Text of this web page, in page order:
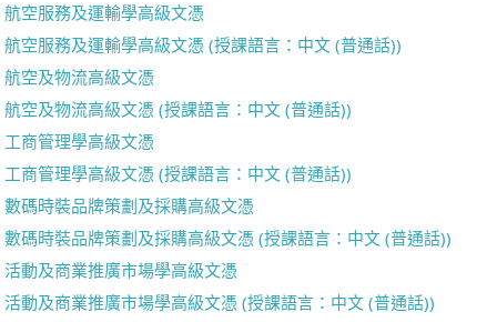
航空服務及運輸學高級文憑
航空服務及運輸學高級文憑 (授課語言：中文 (普通話))
航空及物流高級文憑
航空及物流高級文憑 (授課語言：中文 (普通話))
工商管理學高級文憑
工商管理學高級文憑 (授課語言：中文 (普通話))
數碼時裝品牌策劃及採購高級文憑
數碼時裝品牌策劃及採購高級文憑 (授課語言：中文 (普通話))
活動及商業推廣市場學高級文憑
活動及商業推廣市場學高級文憑 (授課語言：中文 (普通話))